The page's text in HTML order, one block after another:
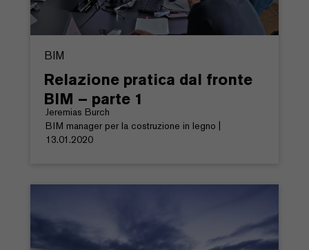
BIM
Relazione pratica dal fronte
BIM – parte 1
Jeremias Burch
BIM manager per la costruzione in legno |
13.01.2020